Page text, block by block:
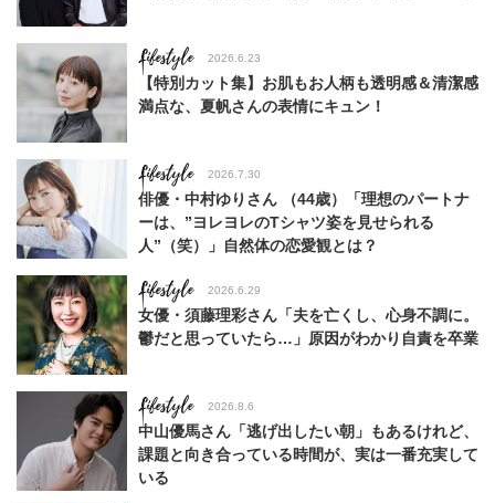
Lifestyle 2026.6.23
【特別カット集】お肌もお人柄も透明感＆清潔感
満点な、夏帆さんの表情にキュン！
Lifestyle 2026.7.30
俳優・中村ゆりさん （44歳）「理想のパートナ
ーは、”ヨレヨレのTシャツ姿を見せられる
人”（笑）」自然体の恋愛観とは？
Lifestyle 2026.6.29
女優・須藤理彩さん「夫を亡くし、心身不調に。
鬱だと思っていたら…」原因がわかり自責を卒業
Lifestyle 2026.8.6
中山優馬さん「逃げ出したい朝」もあるけれど、
課題と向き合っている時間が、実は一番充実して
いる